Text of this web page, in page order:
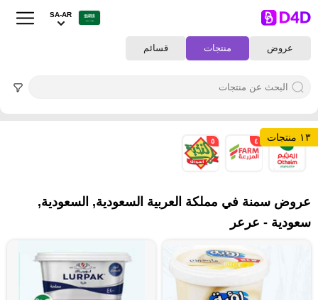
عروض منتجات قسائم
SA-AR
١٣ منتجات ٤ ٥
عروض سمنة في مملكة العربية السعودية, السعودية,
سعودية - عرعر